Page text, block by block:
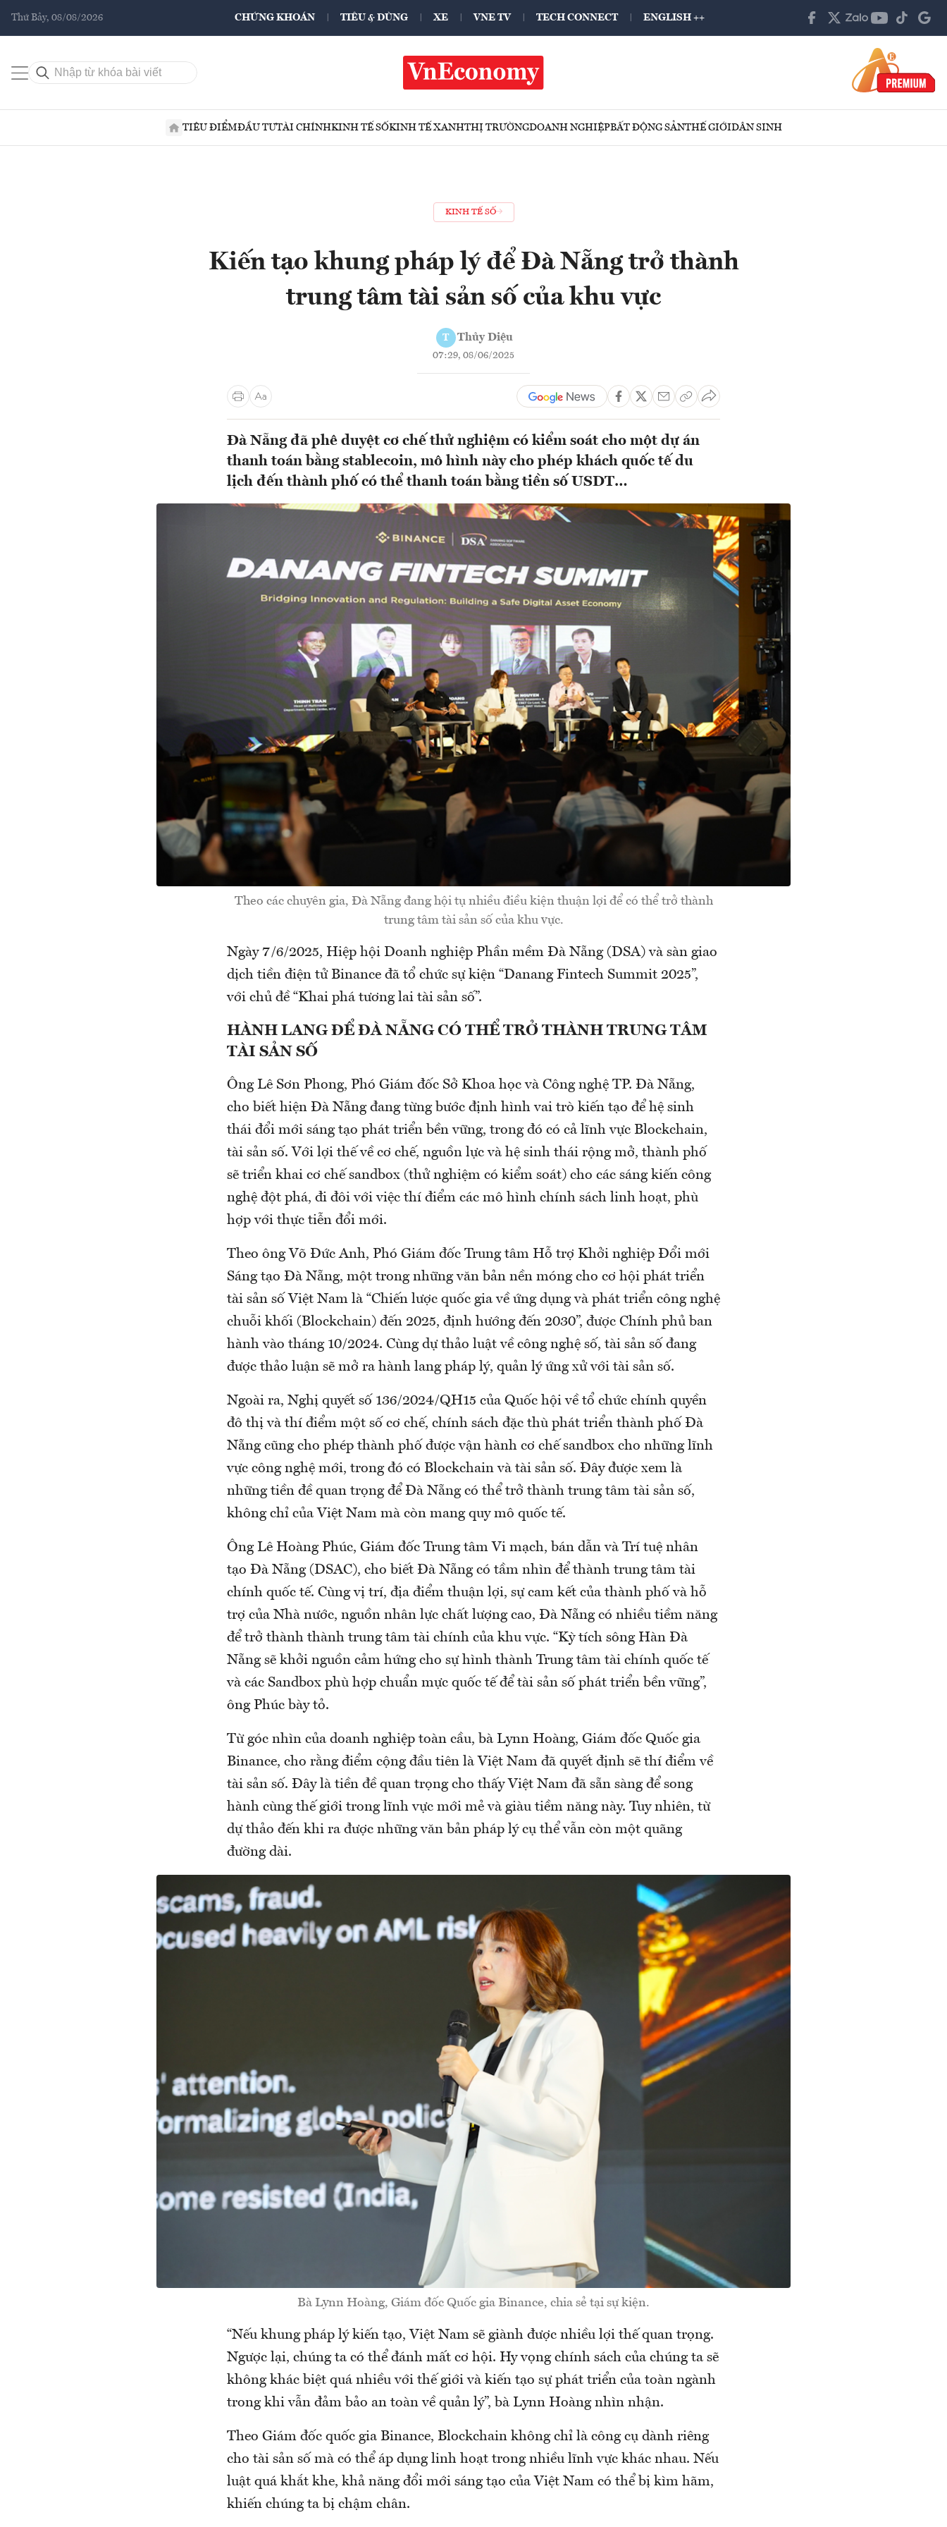
Thứ Bảy, 08/08/2026 CHỨNG KHOÁN TIÊU & DÙNG XE VNE TV TECH CONNECT ENGLISH ++
TIÊU ĐIỂMĐẦU TƯTÀI CHÍNHKINH TẾ SỐKINH TẾ XANHTHỊ TRƯỜNGDOANH NGHIỆPBẤT ĐỘNG SẢNTHẾ GIỚIDÂN SINH
KINH TẾ SỐ
Kiến tạo khung pháp lý để Đà Nẵng trở thành
trung tâm tài sản số của khu vực
T Thủy Diệu
07:29, 08/06/2025
Đà Nẵng đã phê duyệt cơ chế thử nghiệm có kiểm soát cho một dự án
thanh toán bằng stablecoin, mô hình này cho phép khách quốc tế du
lịch đến thành phố có thể thanh toán bằng tiền số USDT…
Theo các chuyên gia, Đà Nẵng đang hội tụ nhiều điều kiện thuận lợi để có thể trở thành
trung tâm tài sản số của khu vực.
Ngày 7/6/2025, Hiệp hội Doanh nghiệp Phần mềm Đà Nẵng (DSA) và sàn giao
dịch tiền điện tử Binance đã tổ chức sự kiện “Danang Fintech Summit 2025”,
với chủ đề “Khai phá tương lai tài sản số”.
HÀNH LANG ĐỂ ĐÀ NẴNG CÓ THỂ TRỞ THÀNH TRUNG TÂM
TÀI SẢN SỐ
Ông Lê Sơn Phong, Phó Giám đốc Sở Khoa học và Công nghệ TP. Đà Nẵng,
cho biết hiện Đà Nẵng đang từng bước định hình vai trò kiến tạo để hệ sinh
thái đổi mới sáng tạo phát triển bền vững, trong đó có cả lĩnh vực Blockchain,
tài sản số. Với lợi thế về cơ chế, nguồn lực và hệ sinh thái rộng mở, thành phố
sẽ triển khai cơ chế sandbox (thử nghiệm có kiểm soát) cho các sáng kiến công
nghệ đột phá, đi đôi với việc thí điểm các mô hình chính sách linh hoạt, phù
hợp với thực tiễn đổi mới.
Theo ông Võ Đức Anh, Phó Giám đốc Trung tâm Hỗ trợ Khởi nghiệp Đổi mới
Sáng tạo Đà Nẵng, một trong những văn bản nền móng cho cơ hội phát triển
tài sản số Việt Nam là “Chiến lược quốc gia về ứng dụng và phát triển công nghệ
chuỗi khối (Blockchain) đến 2025, định hướng đến 2030”, được Chính phủ ban
hành vào tháng 10/2024. Cùng dự thảo luật về công nghệ số, tài sản số đang
được thảo luận sẽ mở ra hành lang pháp lý, quản lý ứng xử với tài sản số.
Ngoài ra, Nghị quyết số 136/2024/QH15 của Quốc hội về tổ chức chính quyền
đô thị và thí điểm một số cơ chế, chính sách đặc thù phát triển thành phố Đà
Nẵng cũng cho phép thành phố được vận hành cơ chế sandbox cho những lĩnh
vực công nghệ mới, trong đó có Blockchain và tài sản số. Đây được xem là
những tiền đề quan trọng để Đà Nẵng có thể trở thành trung tâm tài sản số,
không chỉ của Việt Nam mà còn mang quy mô quốc tế.
Ông Lê Hoàng Phúc, Giám đốc Trung tâm Vi mạch, bán dẫn và Trí tuệ nhân
tạo Đà Nẵng (DSAC), cho biết Đà Nẵng có tầm nhìn để thành trung tâm tài
chính quốc tế. Cùng vị trí, địa điểm thuận lợi, sự cam kết của thành phố và hỗ
trợ của Nhà nước, nguồn nhân lực chất lượng cao, Đà Nẵng có nhiều tiềm năng
để trở thành thành trung tâm tài chính của khu vực. “Kỳ tích sông Hàn Đà
Nẵng sẽ khởi nguồn cảm hứng cho sự hình thành Trung tâm tài chính quốc tế
và các Sandbox phù hợp chuẩn mực quốc tế để tài sản số phát triển bền vững”,
ông Phúc bày tỏ.
Từ góc nhìn của doanh nghiệp toàn cầu, bà Lynn Hoàng, Giám đốc Quốc gia
Binance, cho rằng điểm cộng đầu tiên là Việt Nam đã quyết định sẽ thí điểm về
tài sản số. Đây là tiền đề quan trọng cho thấy Việt Nam đã sẵn sàng để song
hành cùng thế giới trong lĩnh vực mới mẻ và giàu tiềm năng này. Tuy nhiên, từ
dự thảo đến khi ra được những văn bản pháp lý cụ thể vẫn còn một quãng
đường dài.
Bà Lynn Hoàng, Giám đốc Quốc gia Binance, chia sẻ tại sự kiện.
“Nếu khung pháp lý kiến tạo, Việt Nam sẽ giành được nhiều lợi thế quan trọng.
Ngược lại, chúng ta có thể đánh mất cơ hội. Hy vọng chính sách của chúng ta sẽ
không khác biệt quá nhiều với thế giới và kiến tạo sự phát triển của toàn ngành
trong khi vẫn đảm bảo an toàn về quản lý”, bà Lynn Hoàng nhìn nhận.
Theo Giám đốc quốc gia Binance, Blockchain không chỉ là công cụ dành riêng
cho tài sản số mà có thể áp dụng linh hoạt trong nhiều lĩnh vực khác nhau. Nếu
luật quá khắt khe, khả năng đổi mới sáng tạo của Việt Nam có thể bị kìm hãm,
khiến chúng ta bị chậm chân.